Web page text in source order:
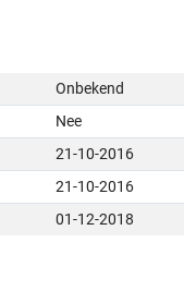
Onbekend
Nee
21-10-2016
21-10-2016
01-12-2018